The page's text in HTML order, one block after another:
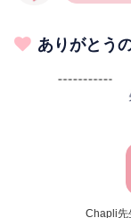
ありがとう
Chapli先